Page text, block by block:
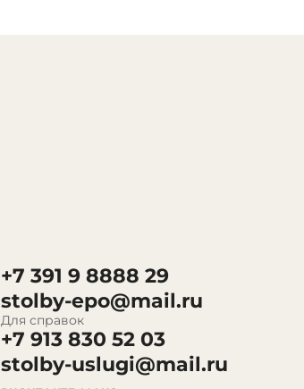
+7 391 9 8888 29
stolby-epo@mail.ru
Для справок
+7 913 830 52 03
stolby-uslugi@mail.ru